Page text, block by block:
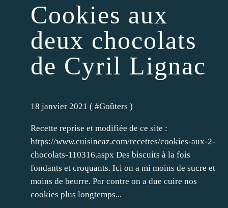
Cookies aux
deux chocolats
de Cyril Lignac
18 janvier 2021 ( #Goûters )
Recette reprise et modifiée de ce site :
https://www.cuisineaz.com/recettes/cookies-aux-2-
chocolats-110316.aspx Des biscuits à la fois
fondants et croquants. Ici on a mi moins de sucre et
moins de beurre. Par contre on a due cuire nos
cookies plus longtemps...